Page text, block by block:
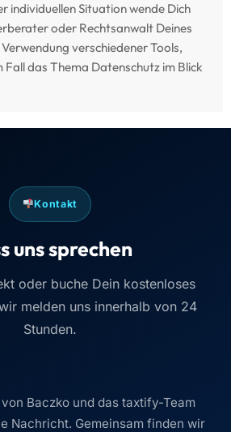
individuellen Situation wende Dich
oder Rechtsanwalt Deines
verschiedener Tools,
Fall das Thema Datenschutz im Blick
Kontakt
uns sprechen
oder buche Dein kostenloses
melden uns innerhalb von 24
Stunden.
Baczko und das taxtify-Team
Nachricht. Gemeinsam finden wir